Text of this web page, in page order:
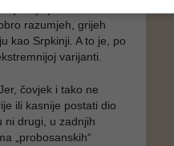
je ili je još udata za
razumjeh, grijeh
kao Srpkinji. A to je, po
varijanti.
čovjek i tako ne
ili kasnije postati dio
ni drugi, u zadnjih
„probosanskih“